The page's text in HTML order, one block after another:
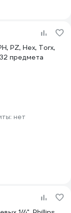
PZ, Hex, Torx,
предмета
нет